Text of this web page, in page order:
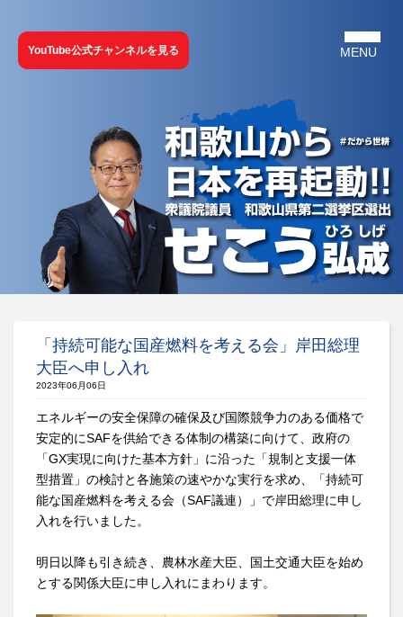
YouTube公式チャンネルを見る
「持続可能な国産燃料を考える会」岸田総理
大臣へ申し入れ
2023年06月06日
エネルギーの安全保障の確保及び国際競争力のある価格で
安定的にSAFを供給できる体制の構築に向けて、政府の
「GX実現に向けた基本方針」に沿った「規制と支援一体
型措置」の検討と各施策の速やかな実行を求め、「持続可
能な国産燃料を考える会（SAF議連）」で岸田総理に申し
入れを行いました。
明日以降も引き続き、農林水産大臣、国土交通大臣を始め
とする関係大臣に申し入れにまわります。